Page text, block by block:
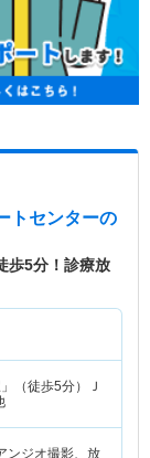
トセンターの
歩5分！診療放
（徒歩5分）Ｊ
ンジオ撮影、放